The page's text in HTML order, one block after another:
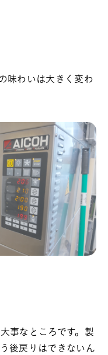
味わいは大きく変わ
事なところです。製
後戻りはできないん